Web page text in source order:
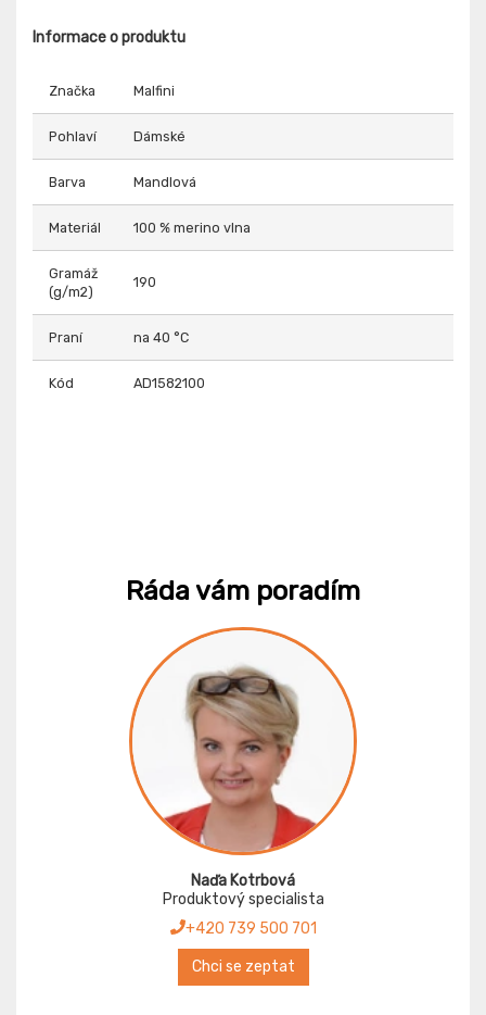
Informace o produktu
Značka Malfini
Pohlaví Dámské
Barva Mandlová
Materiál 100 % merino vlna
Gramáž
(g/m2)
190
Praní na 40 °C
Kód AD1582100
Ráda vám poradím
Naďa Kotrbová
Produktový specialista
+420 739 500 701
Chci se zeptat